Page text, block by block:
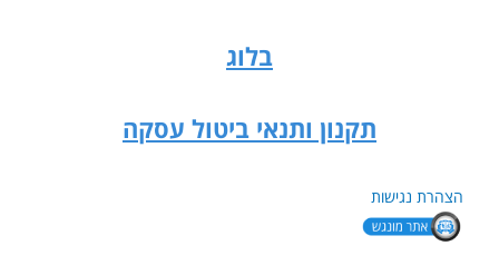
בלוג
תקנון ותנאי ביטול עסקה
הצהרת נגישות